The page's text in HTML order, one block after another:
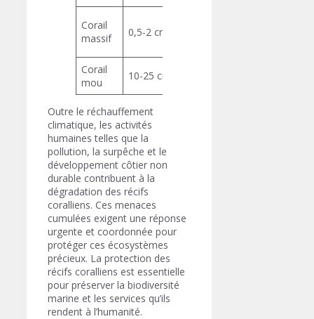
Corail
massif
0,5-2 cm
Corail
mou
10-25 cm
Outre le réchauffement
climatique, les activités
humaines telles que la
pollution, la surpêche et le
développement côtier non
durable contribuent à la
dégradation des récifs
coralliens. Ces menaces
cumulées exigent une réponse
urgente et coordonnée pour
protéger ces écosystèmes
précieux. La protection des
récifs coralliens est essentielle
pour préserver la biodiversité
marine et les services qu’ils
rendent à l’humanité.